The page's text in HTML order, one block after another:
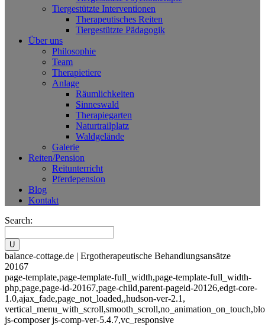
Tiergestützte Interventionen
Therapeutisches Reiten
Tiergestützte Pädagogik
Über uns
Philosophie
Team
Therapietiere
Anlage
Räumlichkeiten
Sinneswald
Therapiegarten
Naturtrailplatz
Waldgelände
Galerie
Reiten/Pension
Reitunterricht
Pferdepension
Blog
Kontakt
Search:
balance-cottage.de | Ergotherapeutische Behandlungsansätze
20167
page-template,page-template-full_width,page-template-full_width-
php,page,page-id-20167,page-child,parent-pageid-20126,edgt-core-
1.0,ajax_fade,page_not_loaded,,hudson-ver-2.1,
js-composer js-comp-ver-5.4.7,vc_responsive